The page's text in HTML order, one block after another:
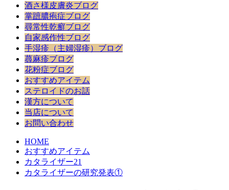
酒さ様皮膚炎ブログ
掌蹠膿疱症ブログ
尋常性乾癬ブログ
自家感作性ブログ
手湿疹（主婦湿疹）ブログ
蕁麻疹ブログ
花粉症ブログ
おすすめアイテム
ステロイドのお話
漢方について
当店について
お問い合わせ
HOME
おすすめアイテム
カタライザー21
カタライザーの研究発表①